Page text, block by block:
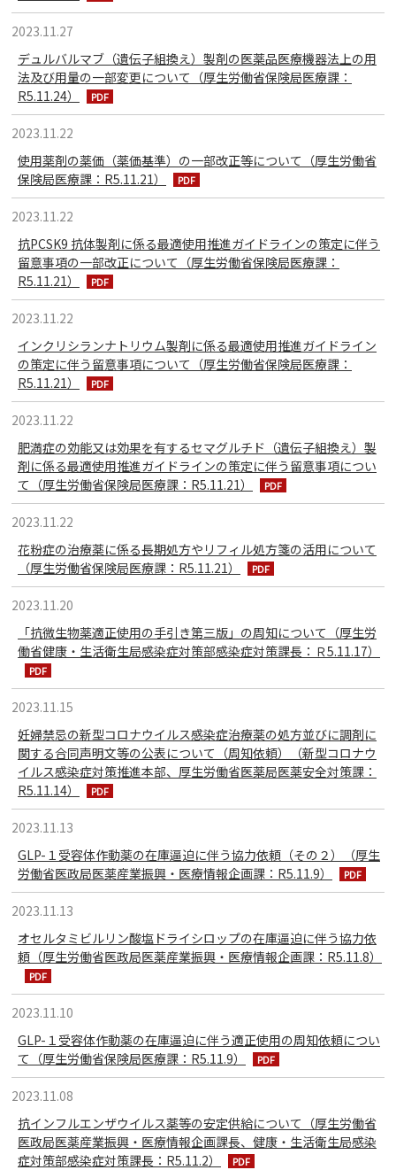
2023.11.27
デュルバルマブ（遺伝子組換え）製剤の医薬品医療機器法上の用
法及び用量の一部変更について（厚生労働省保険局医療課：
R5.11.24）
2023.11.22
使用薬剤の薬価（薬価基準）の一部改正等について（厚生労働省
保険局医療課：R5.11.21）
2023.11.22
抗PCSK9 抗体製剤に係る最適使用推進ガイドラインの策定に伴う
留意事項の一部改正について（厚生労働省保険局医療課：
R5.11.21）
2023.11.22
インクリシランナトリウム製剤に係る最適使用推進ガイドライン
の策定に伴う留意事項について（厚生労働省保険局医療課：
R5.11.21）
2023.11.22
肥満症の効能又は効果を有するセマグルチド（遺伝子組換え）製
剤に係る最適使用推進ガイドラインの策定に伴う留意事項につい
て（厚生労働省保険局医療課：R5.11.21）
2023.11.22
花粉症の治療薬に係る長期処方やリフィル処方箋の活用について
（厚生労働省保険局医療課：R5.11.21）
2023.11.20
「抗微生物薬適正使用の手引き第三版」の周知について（厚生労
働省健康・生活衛生局感染症対策部感染症対策課長：Ｒ5.11.17）
2023.11.15
妊婦禁忌の新型コロナウイルス感染症治療薬の処方並びに調剤に
関する合同声明文等の公表について（周知依頼）（新型コロナウ
イルス感染症対策推進本部、厚生労働省医薬局医薬安全対策課：
R5.11.14）
2023.11.13
GLP-１受容体作動薬の在庫逼迫に伴う協力依頼（その２）（厚生
労働省医政局医薬産業振興・医療情報企画課：R5.11.9）
2023.11.13
オセルタミビルリン酸塩ドライシロップの在庫逼迫に伴う協力依
頼（厚生労働省医政局医薬産業振興・医療情報企画課：R5.11.8）
2023.11.10
GLP-１受容体作動薬の在庫逼迫に伴う適正使用の周知依頼につい
て（厚生労働省保険局医療課：R5.11.9）
2023.11.08
抗インフルエンザウイルス薬等の安定供給について（厚生労働省
医政局医薬産業振興・医療情報企画課長、健康・生活衛生局感染
症対策部感染症対策課長：R5.11.2）